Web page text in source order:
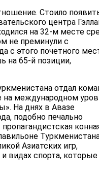
Стоило
центра
на 32-м месте
не преминули с
с этого почетного
на 65-й позиции,
отдал
международном
На днях в Авазе
подобно печально
Азиатских игр,
видах спорта, которые